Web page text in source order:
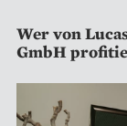
Wer von
GmbH